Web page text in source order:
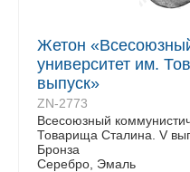
Жетон
университет им.
выпуск»
ZN-2773
Всесоюзный
Товарища Сталина. V
Бронза
Серебро, Эмаль